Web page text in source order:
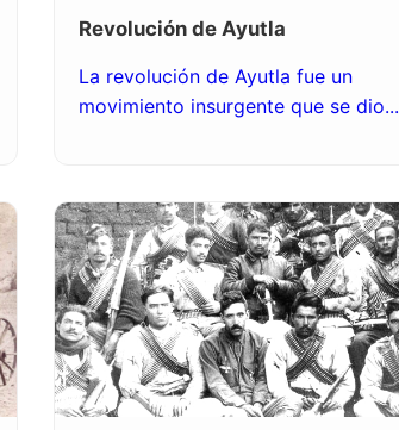
Revolución de Ayutla
La revolución de Ayutla fue un
movimiento insurgente que se dio...